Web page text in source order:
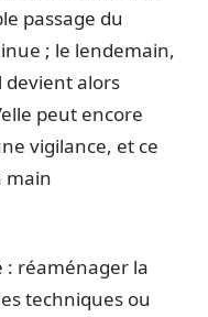
passage du
; le lendemain,
devient alors
peut encore
vigilance, et ce
main
: réaménager la
techniques ou